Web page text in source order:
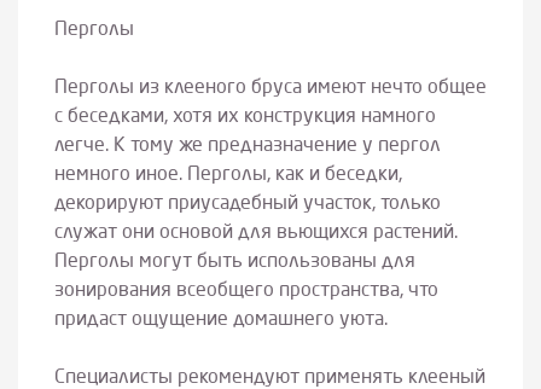
Перголы
Перголы из клееного бруса имеют нечто общее
с беседками, хотя их конструкция намного
легче. К тому же предназначение у пергол
немного иное. Перголы, как и беседки,
декорируют приусадебный участок, только
служат они основой для вьющихся растений.
Перголы могут быть использованы для
зонирования всеобщего пространства, что
придаст ощущение домашнего уюта.
Специалисты рекомендуют применять клееный